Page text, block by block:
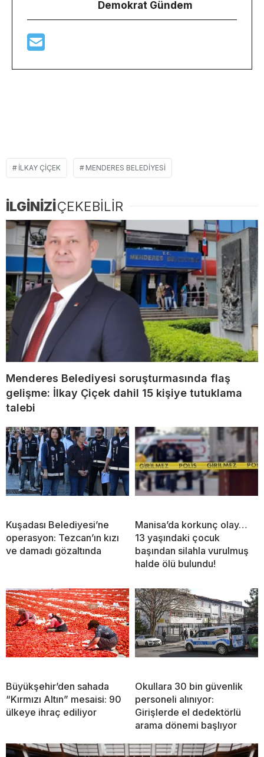
Demokrat Gündem
ILKAY ÇIÇEK MENDERES BELEDIYESI
İLGİNİZİÇEKEBİLİR
Menderes Belediyesi soruşturmasında flaş
gelişme: İlkay Çiçek dahil 15 kişiye tutuklama
talebi
Kuşadası Belediyesi’ne
operasyon: Tezcan’ın kızı
ve damadı gözaltında
Manisa’da korkunç olay…
13 yaşındaki çocuk
başından silahla vurulmuş
halde ölü bulundu!
Büyükşehir’den sahada
“Kırmızı Altın” mesaisi: 90
ülkeye ihraç ediliyor
Okullara 30 bin güvenlik
personeli alınıyor:
Girişlerde el dedektörlü
arama dönemi başlıyor